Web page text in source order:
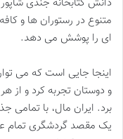
دانش کتابخانه جندی
متنوع در رستوران ها و
ای را پوشش می دهد.
اینجا جایی است که می
و دوستان تجربه کرد و از
برد. ایران مال، با تمامی
یک مقصد گردشگری تمام